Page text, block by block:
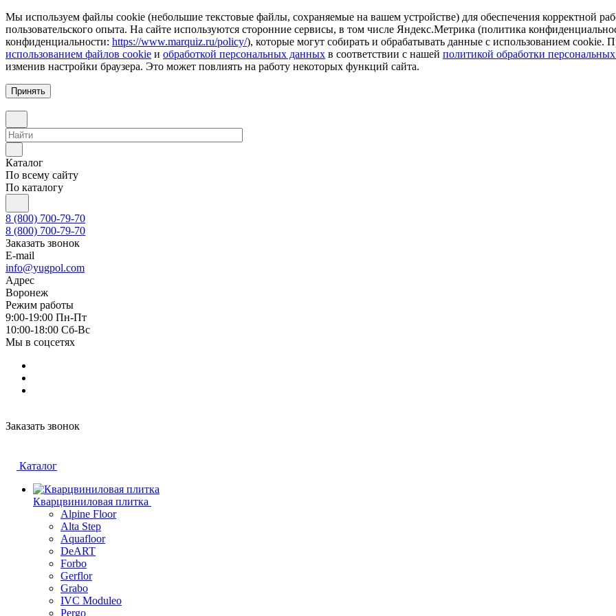
Мы используем файлы cookie (небольшие текстовые файлы, сохраняемые на вашем устройстве) для обеспечения корректной
пользовательского опыта. На сайте используются сторонние сервисы, в том числе Яндекс.Метрика (политика
конфиденциальности: https://www.marquiz.ru/policy/), которые могут собирать и обрабатывать данные с использованием cookie.
использованием файлов cookie и обработкой персональных данных в соответствии с нашей политикой обработки
изменив настройки браузера. Это может повлиять на работу некоторых функций сайта.
Принять
Каталог
По всему сайту
По каталогу
8 (800) 700-79-70
8 (800) 700-79-70
Заказать звонок
E-mail
info@yugpol.com
Адрес
Воронеж
Режим работы
9:00-19:00 Пн-Пт
10:00-18:00 Cб-Вс
Мы в соцсетях
Заказать звонок
Каталог
Кварцвиниловая плитка
Alpine Floor
Alta Step
Aquafloor
DeART
Forbo
Gerflor
Grabo
IVC Moduleo
Pergo